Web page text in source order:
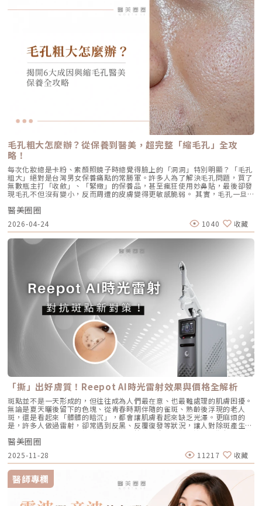
低，肌膚質感可能回復至治療前的狀態。加上年齡增長與環境壓力，皮膚細
胞活力下降，因此建議每3至4個月進行一次補打，持續激活肌膚，維持年輕
健康。一項針對40至65歲受試者的研究顯示，接受兩次Profhilo注射（間
隔30天）後，在1個月與4個月的評估中，皮膚彈性與保濕度均有顯著提
升，且效果可維持至少4個月。受試者自我評估亦反映皺紋減少、肌膚更緊
緻，印證持續治療的重要性。（參考來源：Sparavigna et al., 2022）璞
菲洛療程前後注意事項術前： 停止服用抗凝血藥物（如阿斯匹靈、維他命
E） 治療當天避免化妝、飲酒 保持作息規律，避免熬夜與重度壓力術後：
24小時內避免按摩施打部位 三天內避免劇烈運動與三溫暖 一週內避免臉部
熱敷與刺激性護膚產品 建議加強保濕、防曬，幫助效果延長璞菲洛副作用
與風險Profhilo屬於非交聯玻尿酸，不含化學交聯劑，生物相容性極佳，副
作用相對少。常見輕微反應包括： 注射處短暫腫脹、微紅 局部輕微瘀青
（數日內可自行消退） 極少數人可能會有輕微搔癢或壓痛感，通常在數天
內緩解※ 選擇合法診所與原廠授權產品，是避免療程風險最關鍵的因素。
為什麼 Profhilo 成為新一代醫美趨勢？隨著醫美觀念的演變，越來越多人
追求自然、柔和的改善效果，不希望臉部看起來僵硬或過度膨脹。Profhilo
與傳統填充型療程最大的不同，在於它獨特的「重建」式作用。Profhilo
並非單純地填補，而是將高濃度玻尿酸均勻分布於肌膚真皮層，從底層刺激
膠原蛋白與彈力蛋白新生，啟動肌膚的自我修復能力，讓效果柔和自然，能
有效降低傳統填充物可能帶來的異物感，也更貼近肌膚自然老化的邏輯。此
外，Profhilo 完美契合了當前醫美市場「微侵入式」與「預防型保養」的
趨勢。它填補了日常保養品與侵入式手術之間的空缺，不需像肉毒桿菌那樣
限制表情，也不需要像手術拉皮那樣漫長的恢復期。對於生活忙碌、注重效
率的現代人來說，這讓它更容易被接受，成為許多人延緩老化、提升膚質的
首選。臨床案例分享以下為原廠提供的實際案例，透過Profhilo逆時針療
程，觀察治療前後肌膚狀態的變化，供大家參考了解療程效果。璞菲洛
Profhilo常見Q&AQ1：PROFHILO和水光療程有什麼差別？ 水光著重在肌
膚表層補水，讓皮膚變得水嫩透亮；而PROFHILO作用層次更深，不只補
水，還能活化膠原蛋白、彈力蛋白等細胞修復，提升整體彈性與緊緻度。它
的特點是透過穩定擴散來刺激肌膚自我修復，不靠刺激或破壞，適合想全面
改善膚況的人。Q2：可以和電波、音波等療程搭配嗎？ 可與電波、音波等
療程搭配使用，建議間隔約兩週，具體施打順序與時間需由醫師評估。電
波、音波術後可加速肌膚修復並延長效果，但需等皮膚完全降溫後再進行
Profhilo療程。施打前請務必諮詢醫師，遵從專業建議安排療程。Q3：璞
菲洛每年需要打幾次？ 一個完整療程通常包含三次施打，前兩次相隔約一
個月，第三次則可在四到六個月後進行。視個人膚況與需求，也可安排後續
加強療程，以延續效果。Q4：頸紋、手部老化也能打嗎？ 可以。Profhilo
在頸部與手背同樣有良好表現，能改善乾紋與鬆弛，是全方位肌膚重建療
程。Q5：是否適合所有膚質？ 大多數人皆可接受，但孕婦、哺乳中女性與
對玻尿酸過敏者不建議施打。Q6：哪些人適合做Profhilo？需要幾歲才能
做？Profhilo適合有初期老化、乾燥或鬆弛困擾的人，通常建議從30歲以後
就可以評估施作。特別推薦給希望改善膚況，又不想讓五官改變或產生膨脹
感的人。Q7：施打Profhilo會很痛嗎？會不會腫？需要修復期嗎？療程過
程簡單快速，使用極細針在臉部五個特定位點注射，疼痛感輕微。少數人會
有暫時性紅腫或小腫塊，通常幾小時內可自然消退，不會影響日常活動。
Q8：Profhilo成分天然嗎？會不會引起過敏？Profhilo採用高純度、非動
物來源的玻尿酸，不含常見交聯劑成分，安全性高，過敏反應發生機率非常
低，並獲得歐盟CE安全認證。Profhilo璞菲洛是突破傳統玻尿酸觀念的療
程，不以填充為主，而是提升肌膚自癒力與膚質的「逆時針保養」新選擇。
如果你渴望不影響生活的微創保養，並希望從根本改善膚質，Profhilo 絕
對值得你列入考量。在選擇療程前，務必諮詢專業醫師，評估自身膚況與適
合方案，才能真正達到年輕又自然的理想狀態。選擇合法診所、專業醫師與
原廠產品，是安全變美的不二法門。★溫馨提醒★小編要提醒大家，醫療並
非單純的商業交易，所有的療程都伴隨著風險。因此，作為消費者應該謹慎
選擇合適的醫療方案，以確保安全與健康。
大幅優化了「舒適度」。3.1 減痛技術的優化美音二代優化了能量輸出的波
型與頻率，使熱能釋放更加穩定均勻。在臨床操作中，我發現客人的耐受度
顯著提升，不再需要像早期那樣「痛到想哭」。 見效時間：治療當下因組
織受熱收縮，會有 10-20% 的即時拉提感。真正的巔峰效果會在術後 2–3
個月，隨著膠原蛋白的大量新生，輪廓會日益清晰。 維持時間：在規律的
生活作息下，一次優良的治療效果可維持 12–18 個月。四、 蔡醫師的減齡
處方箋：美音二代的精準佈點很多診所標榜「破千條」的音波，但我始終堅
持：條數不是越多越好，精準度才是關鍵。過多的能量可能造成脂肪萎縮
（臉凹），過少則無感。在辰美學，我會根據每一位客人的臉型厚薄、鬆弛
程度，規劃專屬的能量地圖。以下是 2026 年我常用的建議處方： 施作區
更好的「精緻度」，我常會建議在音波拉提後，搭配再生針（瑞德喜）進行
外輪廓的固定，或是以「混合式填充」補足流失的骨架支撐。這種「由內拉
提、由外固定」的複合思維，才是現代抗老的趨勢。五、 2026 醫美行情與
避坑建議當妳搜尋「美國音波二代價格」時，會發現市場行情落差很大。身
為醫師，我必須提醒大家，費用背後包含的是原廠探頭成本、儀器維護、以
及最重要的「醫師的技術與判讀經驗」。 認明原廠授權：施打前請掃描儀
器與探頭 QR Code，確保非水貨或非法翻新探頭。 選擇認證醫師：音波拉
提需要精準的解剖學知識，只有受過原廠培訓的醫師，才能在「安全邊界
內」將能量發揮到極致。六、 結語：愛美，是為了成就更好的自己我常
說，醫美的意義不在於把妳變成另外一個人，而在於「找回最巔峰狀態的
妳」。看著客人在治療後，重新對鏡子裡的自己露出自信的微笑，那是我身
為醫師最大的成就感。我會運用 Ultherapy Prime 美國音波第二代的精準
技術，結合我對面部結構的美感理解，悉心守護妳每一寸肌膚的張力。如果
您也對輪廓的流失感到焦慮，或者正猶豫哪種療程最適合自己，歡迎預約來
診間，讓我們在一個放鬆、透明的環境下，一起討論出最適合您的減齡計
畫。
痘痘總是反覆發作？看懂萬惡之源「皮脂腺」在認識 AviClear 戰痘雷射之
前，我們必須先了解痘痘（痤瘡）究竟是怎麼形成。青春痘的生成機制主要
包含四大關鍵： 皮脂分泌過盛：受到賀爾蒙、壓力、飲食或基因影響，皮
脂腺製造出過多的油脂。 毛囊角化異常：老廢角質無法正常代謝，與油脂
混合後堵塞毛孔，形成粉刺。 痤瘡桿菌增生：堵塞的無氧毛孔成為痤瘡桿
菌（C. acnes）的溫床，細菌大量繁殖。 發炎反應：細菌代謝物引發免疫
反應，導致紅腫、化膿，形成嚴重的囊腫型或膿皰型痘痘。在這四個環節
中，「皮脂分泌過盛」是啟動後續一連串災難的開關。傳統的治療方式，如
抗生素主要針對殺菌；外用酸類主要針對去角質。唯有口服 A 酸能夠有效抑
制皮脂腺分泌，這也是為什麼口服 A 酸過去被視為治療嚴重痘痘的終極武
器。然而，口服 A 酸伴隨著全身性的副作用。而 AviClear 戰痘雷射的誕
生，就是為了一次解決這個痛點：我們能不能在不吃藥的情況下，精準且長
效地控制皮脂腺？什麼是 AviClear 戰痘雷射？解密 1726nm 的物理奇蹟
AviClear 戰痘雷射是一台利用特定波長光能來治療痤瘡的醫療儀器。它的核
心技術在於突破性的1726nm 波長雷射。1. 為什麼是 1726nm 波長？「專
吃油脂」的標靶治療在雷射醫學中，不同的波長會被不同的目標物（如黑色
素、血紅素、水分）吸收。1726nm 這個波長非常特殊，它在人體組織
中，被皮脂（油脂）吸收的效率，大約是被水分吸收的 2 倍。當 AviClear
的雷射光束打入真皮層時，能量會精準地被富含油脂的「皮脂腺」大量吸
收，進而產生熱能。這些熱能會破壞過度活躍的皮脂腺細胞，變得萎縮、分
泌量大幅下降。當沒有過多的油脂，毛孔就不易堵塞，痤瘡桿菌也失去了生
存的養分，痘痘自然就失去了生長的溫床。2. AviCool™ 藍寶石冷卻系統：
保護表皮，大幅提升舒適度既然要用熱能破壞深層的皮脂腺，表皮會不會被
燙傷？這正是 AviClear 的另一項核心專利。機器配備了專屬的 AviCool™
藍寶石接觸式冷卻系統。在雷射擊發前、擊發中與擊發後，冷卻系統會持續
將表皮溫度維持在安全的低溫狀態。這不僅能防止表皮熱傷害、避免術後反
黑，更大幅降低了療程中的痛感，讓患者在不需要敷麻藥的情況下（視個人
耐受度而定），也能順利完成治療。AviClear 戰痘雷射 vs. 藍雷射與傳統療
法：抗痘金大PK過去我們面對嚴重的青春痘，「吞口服A酸」幾乎是唯一的
終極解方。然而，隨著光電科技的突破，現代的醫美抗痘已經邁入了「精準
破壞皮脂腺」的新紀元。目前市面上討論度最高的兩大抗痘黑科技，分別是
AviClear 戰痘雷射與 CAPRI 藍雷射。雖然兩者都主打不吃藥、從根源控
油，但在波長與作用機制上卻有著根本的差異。我們該如何選擇？它們與傳
統的口服A酸又有什麼不同？以下為您全面解析。頂尖對決：AviClear 戰痘
雷射 vs. CAPRI 藍雷射這兩款都是目前熱門的無藥物抗痘雷射，雖然目標一
致，但「作戰策略」卻截然不同：1. AviClear 戰痘雷射（1726nm）：專
注皮脂腺的「源頭阻斷」作用原理：搭載專利 1726nm 波長，具備極高的
「油脂專一性」，能穿透皮膚精準鎖定並加熱肥大的皮脂腺，使其萎縮。核
心強項：直接從源頭切斷出油量並破壞痘痘的生長環境，主打極長效的抗痘
與控油效果，非常適合追求長期穩定膚況、不想依賴藥物的人。2. CAPRI
藍雷射（1450nm + 450nm）：控油＋殺菌的「雙效複合」作用原理：結
合 1450nm 的熱能來縮減皮脂腺（控油），同時搭配 450nm 藍光直接消
滅表皮的痤瘡桿菌（殺菌）。核心強項：雙管齊下，對於臉上正在急性發
炎、紅腫的痘痘，具有極佳的立即退紅與消炎效果，適合需要快速壓制大面
積發炎的患者。3. 傳統終極武器：口服A酸（Isotretinoin）作用原理：屬
於全身性的系統性治療。它能全面抑制皮脂腺分泌、使皮脂腺萎縮，同時促
進毛囊正常角化，並大幅減少發炎反應與痤瘡桿菌增生。核心強項：能夠一
次打擊痘痘的四大成因，對於嚴重型、結節囊腫型痘痘，或是對其他治療
（包含抗生素、外用藥膏）無效的頑固型痘痘，具有極高的治癒率與長效
性。需注意事項：伴隨較明顯的副作用，最常見包含嘴唇乾裂、皮膚乾燥脫
皮、眼睛乾澀等。此外，孕婦絕對禁用（具致畸胎性），療程期間需配合醫
師定期抽血監測肝功能與血脂，且通常需持續服用數個月至一年以上以達到
標準的累積劑量。CAPRI 藍雷射與 AviClear 戰痘雷射最主要的差異，在於
「雷射波長」與「對油脂的吸收破壞力」。簡單來說，藍雷射主打「控油加
殺菌」的雙效機制，適合用來對付輕中度的痘痘與毛孔粗大問題；而
1726nm 的戰痘雷射則是專為「阻斷皮脂腺」而生，能精準且深度地破壞
出油源頭，因此更適合用來拯救中重度發炎、滿臉油光，以及長年反覆發作
的頑固型痘痘肌。誰最適合打 AviClear 戰痘雷射？如果符合以下任一情
況，AviClear 將會是非常值得評估的投資： 口服藥物恐懼或不適應者：曾
經吃過口服 A 酸但無法忍受乾燥脫皮，或是抽血發現肝指數異常而被迫停藥
的人。 備孕中或哺乳中的女性：口服 A 酸有強烈的致畸胎性，停藥後仍需
毛孔粗大怎麼辦？從保養到醫美，超完整「縮毛孔」全攻
略！
每次化妝總是卡粉、素顏照鏡子時總覺得臉上的「洞洞」特別明顯？「毛孔
粗大」絕對是台灣男女保養痛點的常勝軍。許多人為了解決毛孔問題，買了
無數瓶主打「收斂」、「緊緻」的保養品，甚至瘋狂使用妙鼻貼，最後卻發
現毛孔不但沒有變小，反而周遭的皮膚變得更敏感脆弱。 其實，毛孔一旦
被撐大，就像是被撐鬆的橡皮筋，光靠日常塗抹保養品是很難「完全逆轉」
的。想要有效改善毛孔粗大，我們必須先搞懂你的毛孔是哪一種「型」，才
能對症下藥！這篇文章將帶你從日常保養到專業醫美療程，全面拯救毛孔粗
大的終極對策。為什麼我的毛孔會變大？揭開毛孔粗大的 6大元兇在探討怎
麼解決之前，我們得先抓出讓毛孔變大的罪魁禍首。毛孔粗大絕對不是單一
原因造成的，通常是以下幾個因素交織而成的結果：1. 【油脂型毛孔】：中
東油田的擴建工程毛孔是皮脂排出的主要通道。當你的皮脂腺天生比較發
達，或是受到氣溫升高、荷爾蒙波動、常吃高油高糖食物影響，導致出油量
大增時，通道就會被迫「擴建」來排出這些大量油脂。2. 【角質型毛孔】：
通道堵塞引發的連鎖反應健康的肌膚會自然代謝老廢角質，但如果代謝異
常，這些廢棄角質就會和皮脂、空氣中的髒污混合在一起，死死地堵塞在毛
孔開口。久而久之，毛孔就像被塞了軟木塞一樣，被越撐越大。3. 【老化型
毛孔】：膠原蛋白流失的初老警報真皮層中的「膠原蛋白」和「彈力蛋白」
就像是撐起毛孔的堅固地基。隨著年齡增長，或是長期不防曬導致的「光老
化」，地基流失、失去支撐力，毛孔邊緣的肌膚就會順著地心引力往下垂。
4. 【缺水型毛孔】：肌膚乾旱造成的表面危機這點常被許多人忽略！當角質
層極度缺水時，毛孔周圍的表皮細胞會像失去水分的蘋果一樣乾癟、萎縮，
無法飽滿排列。在細胞與細胞之間的縫隙變大之下，視覺上毛孔就顯得非常
明顯。5. 【疤痕型毛孔】：手癢硬擠留下的歷史遺跡嚴格來說這已經是「痘
疤」的範疇。過去長了嚴重的發炎性青春痘，或是手癢過度暴力擠壓，導致
真皮層組織嚴重受損。在傷口修復的過程中產生了纖維化拉扯，最終形成不
可逆的凹洞。6. 【蟎蟲型毛孔】：隱形的微小房客在作怪我們的臉上本來就
有共生的「蠕形蟎蟲」，但當免疫力下降、皮脂分泌失衡，或是過度清潔破
壞皮脂膜時，蟎蟲就會大量異常繁殖。牠們會啃食皮脂、進出毛囊，蟲體的
排泄物與屍體會引發毛囊發炎，進而把毛孔撐大。如何從日常居家保養穩住
毛孔不失控？雖然保養品無法讓已經擴大的毛孔完全「縮回」，但正確的居
家保養，能幫助控制毛孔不再進一步擴張，並改善整體膚質的平滑度。1. 溫
和清潔，不過度刺激：選擇胺基酸系等溫和潔顏產品，一天清潔 1～2 次即
可。避免頻繁使用磨砂或強力去角質產品，以減少對皮膚屏障的刺激。2. 適
度使用酸類，幫助代謝角質：對於油脂分泌較旺或粉刺型毛孔，可在醫師或
專業建議下使用酸類保養品： 水楊酸（BHA）：脂溶性，能深入毛孔幫助
油脂代謝，常用於黑頭與粉刺調理。 果酸（AHA，如甘醇酸、乳酸）：主要
作用於表層角質更新，改善肌膚粗糙。 杏仁酸：屬於果酸的一種但兼具親
脂特性，屬較溫和的酸類選擇。3. 抗老成分 A醇（Retinol）：A醇是目前研
究較完整的抗老成分之一，可促進表皮更新，並間接支持膠原蛋白生成，對
於老化型毛孔與膚質粗糙有一定幫助。但 A醇具有刺激性，建議採取低濃
度、循序漸進方式建立耐受。4. 防曬是關鍵保護：紫外線是造成膠原蛋白流
醫美圈圈
2026-04-24 1040 收藏
「撕」出好膚質！Reepot AI時光雷射效果與價格全解析
斑點並不是一天形成的，但往往成為人們最在意、也最難處理的肌膚困擾。
無論是夏天曬後留下的色塊、從青春時期伴隨的雀斑、熟齡後浮現的老人
斑，還是看起來「髒髒的暗沉」，都會讓肌膚看起來缺乏光澤。更麻煩的
是，許多人做過雷射，卻常遇到反黑、反覆復發等狀況，讓人對除斑產生陰
影。 Reepot AI時光雷射（仿單名為「蕾璞釹雅各雷射系統」，衛部醫器輸
字第 037165 號）自 2025 年 7 月上市後便迅速受到關注，被視為色素治
療領域重要新進展。它重新定義了傳統除斑的思維，將以往以熱能為主的
「燒灼式破壞」，轉變為更精準、更可控的「震碎式處理」，再結合 AI 影
像分析與超冷卻保護，使治療不僅更安全、也更貼近現代人追求的舒適與高
效率。對於過去因反黑、修復期長或效果不均而猶豫的族群而言，Reepot
的出現為除斑帶來全新的可能。 這篇文章就帶你理解Reepot 到底怎麼運
作？和你聽過的皮秒、傳統雷射有什麼不同？誰適合做、誰不適合？效果、
術後照護、價格又是多少呢？希望能讓你在做選擇前，有完整且中立的參
醫美圈圈
2025-11-28 11217 收藏
醫師專欄